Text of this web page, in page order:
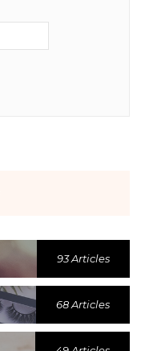
93 Articles
68 Articles